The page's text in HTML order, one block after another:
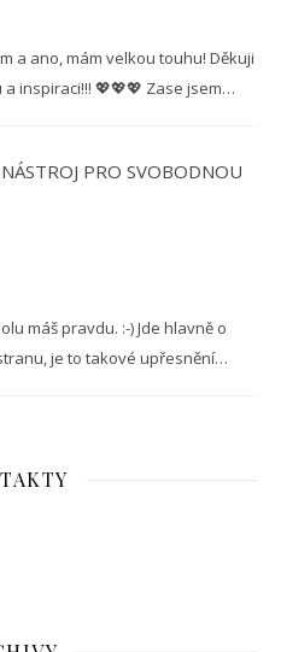
a ano, mám velkou touhu! Děkuji
inspiraci!!! 💖💖💖 Zase jsem…
PRO SVOBODNOU
máš pravdu. :-) Jde hlavně o
je to takové upřesnění…